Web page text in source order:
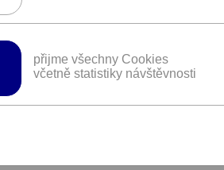
přijme všechny Cookies
včetně statistiky návštěvnosti
Platnost není časově omezena.
5.11, Helikon-Tex,